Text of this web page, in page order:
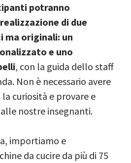
potranno
di due
ma originali: un
e uno
, con la guida dello staff
Non è necessario avere
curiosità e provare e
nostre insegnanti.
importiamo e
da cucire da più di 75